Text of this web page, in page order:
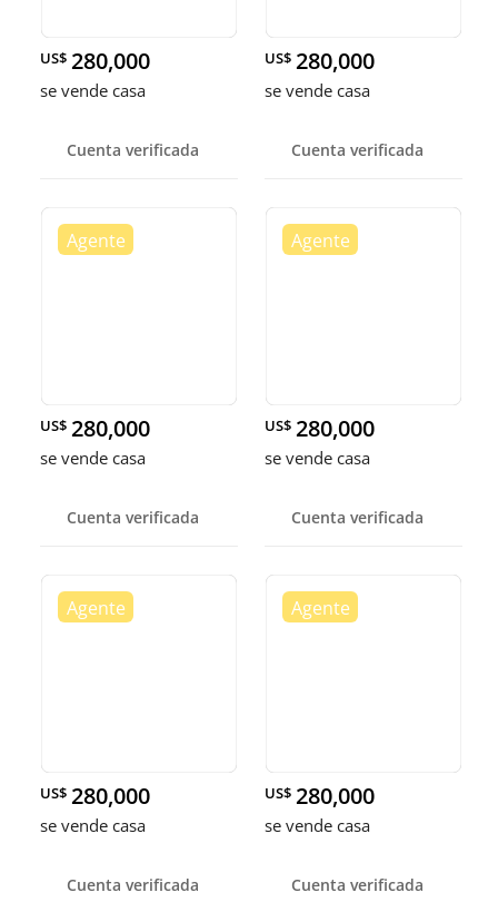
US$ 280,000
se vende casa
Cuenta verificada
US$ 280,000
se vende casa
Cuenta verificada
US$ 280,000
se vende casa
Cuenta verificada
US$ 280,000
se vende casa
Cuenta verificada
US$ 280,000
se vende casa
Cuenta verificada
US$ 280,000
se vende casa
Cuenta verificada